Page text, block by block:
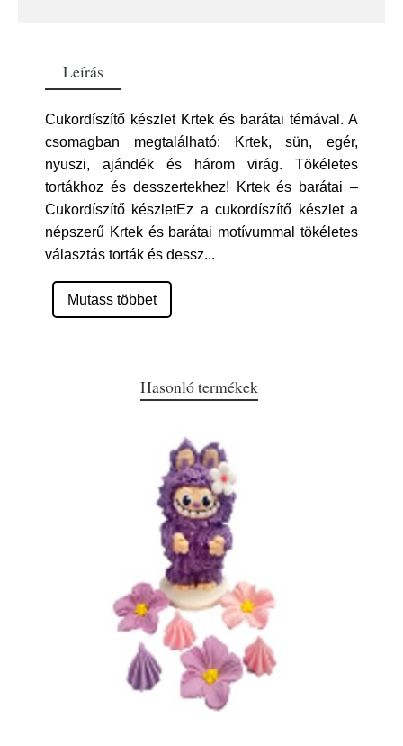
Leírás
Cukordíszítő készlet Krtek és barátai témával. A
csomagban megtalálható: Krtek, sün, egér,
nyuszi, ajándék és három virág. Tökéletes
tortákhoz és desszertekhez! Krtek és barátai –
Cukordíszítő készletEz a cukordíszítő készlet a
népszerű Krtek és barátai motívummal tökéletes
választás torták és dessz...
Mutass többet
Hasonló termékek